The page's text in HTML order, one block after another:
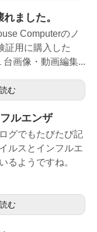
ました。
Computerのノ
証用に購入した
画像・動画編集...
む
ルエンザ
グでもたびたび記
ルスとインフルエ
るようですね。
む